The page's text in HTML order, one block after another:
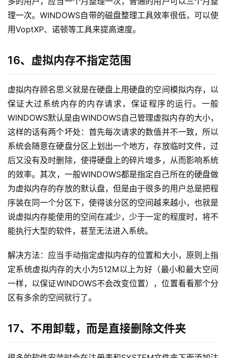
理一次。WINDOWS自带的磁盘整理工具效率很低，可以使
用VoptXP、诺顿等工具来提高速度。
16、虚拟内存不指定范围
虚拟内存顾名思义就是在硬盘上用硬盘的空间模拟内存，以
保证大过系统内存的内存请求，保证程序的运行。一般
WINDOWS默认是由WINDOWS自己管理虚拟内存的大小，
这样的话有两个坏处：首先每次请求的数值并不一致，所以
系统会随意在硬盘分区上划出一个地方，存放临时文件，过
后又没有及时删除，使得硬盘上的碎片增多，从而影响系统
的效率。其次，一般WINDOWS都是指定自己所在的硬盘做
为虚拟内存的存放的默认盘，但是由于很多的用户总是把程
序装在同一个分区下，使得该分区的空间越来越小，也就是
说虚拟内存能使用的空间在减少，少于一定的程度时，将不
能执行大型的软件，甚至无法进入系统。
解决方法：应当手动指定虚拟内存的位置和大小，原则上指
定系统虚拟内存的大小为512M以上为好（最小和最大空间
一样，以保证WINDOWS不会改变位置），位置看看那个分
区有多余的空间就行了。
17、不用卸载，而是直接删除文件夹